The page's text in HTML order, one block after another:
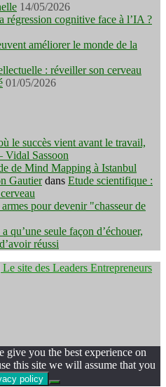
14/05/2026
régression cognitive face à l’IA ?
améliorer le monde de la
: réveiller son cerveau
01/05/2026
le succès vient avant le travail,
Vidal Sassoon
de Mind Mapping à Istanbul
Gautierdans Etude scientifique :
pour devenir "chasseur de
qu’une seule façon d’échouer,
réussi
site des Leaders Entrepreneurs
give you the best experience on
this site we will assume that you
policy